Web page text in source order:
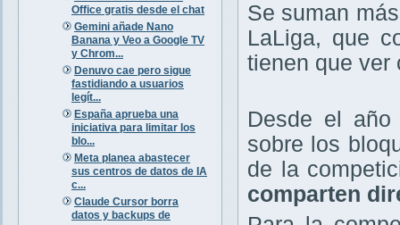
Office gratis desde el chat
Gemini añade Nano
Banana y Veo a Google TV
y Chrom...
Denuvo cae pero sigue
fastidiando a usuarios
legít...
España aprueba una
iniciativa para limitar los
blo...
Meta planea abastecer
sus centros de datos de IA
c...
Claude Cursor borra
datos y backups de
Se suman
LaLiga, que
tienen que ver
Desde el
sobre los
de la
comparten